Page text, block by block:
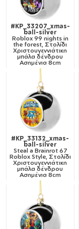
#KP_33207_xmas-
ball-silver
Roblox 99 nights in
the forest, Στολίδι
Χριστουγεννιάτικη
μπάλα δένδρου
Ασημένια 8cm
#KP_33132_xmas-
ball-silver
Steal a Brainrot 67
Roblox Style, Στολίδι
Χριστουγεννιάτικη
μπάλα δένδρου
Ασημένια 8cm